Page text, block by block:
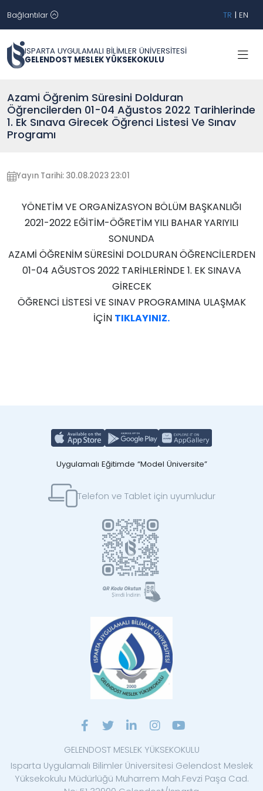
Bağlantılar TR | EN
ISPARTA UYGULAMALI BİLİMLER ÜNİVERSİTESİ
GELENDOST MESLEK YÜKSEKOKULU
Azami Öğrenim Süresini Dolduran
Öğrencilerden 01-04 Ağustos 2022 Tarihlerinde
1. Ek Sınava Girecek Öğrenci Listesi Ve Sınav
Programı
Yayın Tarihi: 30.08.2023 23:01
YÖNETİM VE ORGANİZASYON BÖLÜM BAŞKANLIĞI
2021-2022 EĞİTİM-ÖĞRETİM YILI BAHAR YARIYILI
SONUNDA
AZAMİ ÖĞRENİM SÜRESİNİ DOLDURAN ÖĞRENCİLERDEN
01-04 AĞUSTOS 2022 TARİHLERİNDE 1. EK SINAVA
GİRECEK
ÖĞRENCİ LİSTESİ VE SINAV PROGRAMINA ULAŞMAK
İÇİN TIKLAYINIZ.
Uygulamalı Eğitimde “Model Üniversite”
Telefon ve Tablet için uyumludur
GELENDOST MESLEK YÜKSEKOKULU
Isparta Uygulamalı Bilimler Üniversitesi Gelendost Meslek
Yüksekokulu Müdürlüğü Muharrem Mah.Fevzi Paşa Cad.